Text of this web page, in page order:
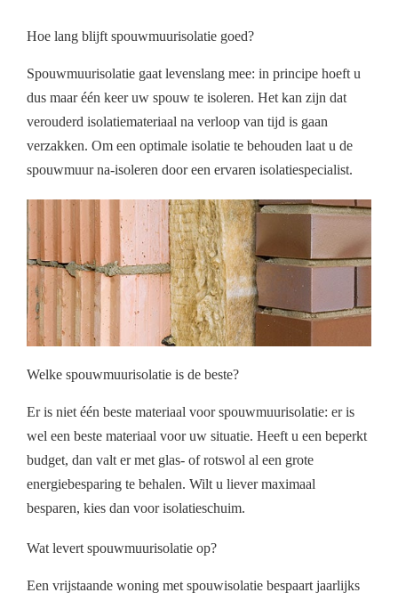
Hoe lang blijft spouwmuurisolatie goed?
Spouwmuurisolatie gaat levenslang mee: in principe hoeft u
dus maar één keer uw spouw te isoleren. Het kan zijn dat
verouderd isolatiemateriaal na verloop van tijd is gaan
verzakken. Om een optimale isolatie te behouden laat u de
spouwmuur na-isoleren door een ervaren isolatiespecialist.
Welke spouwmuurisolatie is de beste?
Er is niet één beste materiaal voor spouwmuurisolatie: er is
wel een beste materiaal voor uw situatie. Heeft u een beperkt
budget, dan valt er met glas- of rotswol al een grote
energiebesparing te behalen. Wilt u liever maximaal
besparen, kies dan voor isolatieschuim.
Wat levert spouwmuurisolatie op?
Een vrijstaande woning met spouwisolatie bespaart jaarlijks